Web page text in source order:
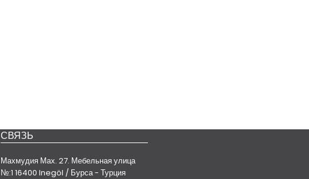
СВЯЗЬ
Махмудия Мах. 27. Мебельная улица
№:1 16400 Inegöl / Бурса - Турция